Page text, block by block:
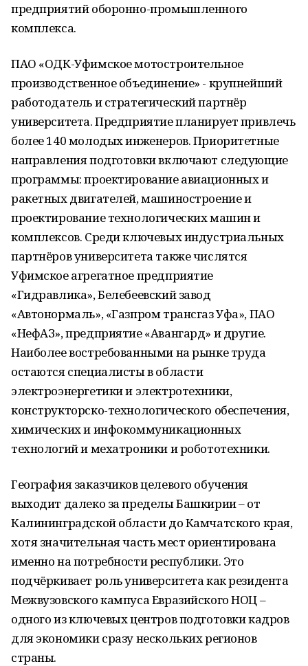
предприятий оборонно-промышленного
комплекса.
ПАО «ОДК-Уфимское мотостроительное
производственное объединение» - крупнейший
работодатель и стратегический партнёр
университета. Предприятие планирует привлечь
более 140 молодых инженеров. Приоритетные
направления подготовки включают следующие
программы: проектирование авиационных и
ракетных двигателей, машиностроение и
проектирование технологических машин и
комплексов. Среди ключевых индустриальных
партнёров университета также числятся
Уфимское агрегатное предприятие
«Гидравлика», Белебеевский завод
«Автонормаль», «Газпром трансгаз Уфа», ПАО
«НефАЗ», предприятие «Авангард» и другие.
Наиболее востребованными на рынке труда
остаются специалисты в области
электроэнергетики и электротехники,
конструкторско-технологического обеспечения,
химических и инфокоммуникационных
технологий и мехатроники и робототехники.
География заказчиков целевого обучения
выходит далеко за пределы Башкирии – от
Калининградской области до Камчатского края,
хотя значительная часть мест ориентирована
именно на потребности республики. Это
подчёркивает роль университета как резидента
Межвузовского кампуса Евразийского НОЦ –
одного из ключевых центров подготовки кадров
для экономики сразу нескольких регионов
страны.